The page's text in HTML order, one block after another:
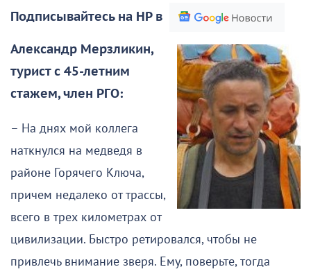
Подписывайтесь на НР в
Александр Мерзликин,
турист с 45-летним
стажем, член РГО:
– На днях мой коллега
наткнулся на медведя в
районе Горячего Ключа,
причем недалеко от трассы,
всего в трех километрах от
цивилизации. Быстро ретировался, чтобы не
привлечь внимание зверя. Ему, поверьте, тогда